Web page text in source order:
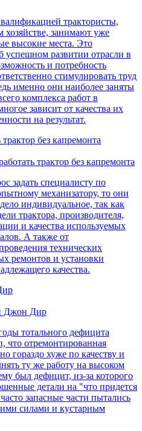
трактористы,
хозяйстве, занимают уже
высокие места. Это
успешном развитии отрасли в
и потребность
стимулировать труд
именно они наиболее заняты
комплекса работ в
зависит от качества их
на результат.
без капремонта
задать специалисту по
механизатору, то они
индивидуальное, так как
трактора, производителя,
и качества используемых
А также от
технических
ремонтов и установки
качества.
тотального дефицита
что отремонтированная
гораздо хуже по качеству и
ту же работу на высоком
был дефицит, из-за которого
детали на "что придется
запасные части пытались
силами и кустарным